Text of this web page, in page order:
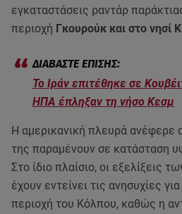
εγκαταστάσεις ραντάρ
περιοχή Γκουρούκ και στο νησί
Το Ιράν επιτέθηκε σε
ΗΠΑ έπληξαν τη νήσο Κεσμ
Η αμερικανική πλευρά ανέφερε
της παραμένουν σε κατάσταση
Στο ίδιο πλαίσιο, οι εξελίξεις
έχουν εντείνει τις ανησυχίες
περιοχή του Κόλπου, καθώς η